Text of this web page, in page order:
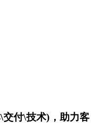
付\技术)，助力客